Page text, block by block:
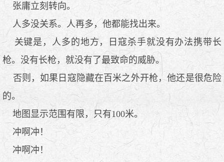
张庸立刻转向。
人多没关系。人再多，他都能找出来。
关键是，人多的地方，日寇杀手就没有办法携带长
枪。没有长枪，就没有了最致命的威胁。
否则，如果日寇隐藏在百米之外开枪，他还是很危险
的。
地图显示范围有限，只有100米。
冲啊冲！
冲啊冲！